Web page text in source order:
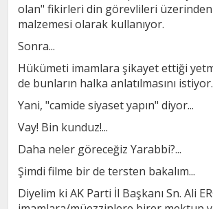
olan" fikirleri din görevlileri
malzemesi olarak kullanıyor.
Sonra...
Hükümeti imamlara şikayet ettiği
de bunların halka anlatılmasını
Yani, "camide siyaset yapın" diyor...
Vay! Bin kunduz!...
Daha neler göreceğiz Yarabbi?...
Şimdi filme bir de tersten bakalım...
Diyelim ki AK Parti İl Başkanı Sn. Ali